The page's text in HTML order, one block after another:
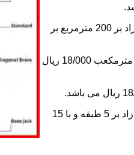
2-اجاره داربست یک ماه های زیر دویست مترمربع و یا کمتر از یک ماه مقطوع 6/500/000 ریال و مازاد بر 200 مترمربع بر
3-اجاره داربست یک ماه کلراژ ساده بدون سقف تا 200 مترمکعب 5/500/000 ریال و مازاد بر آن هر مترمکعب 18/000 ریال
5-اجاره یک ماه چاهک آسانسور به ابعاد 1×1 تا ارتفاع 15 متر با 5 طبقه مقطوع 5/500/000 ریال و مازاد بر 5 طبقه و با 15